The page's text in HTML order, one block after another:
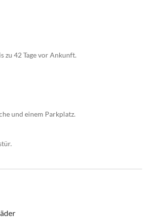
zu 42 Tage vor Ankunft.
und einem Parkplatz.